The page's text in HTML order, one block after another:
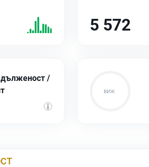
5 572
/